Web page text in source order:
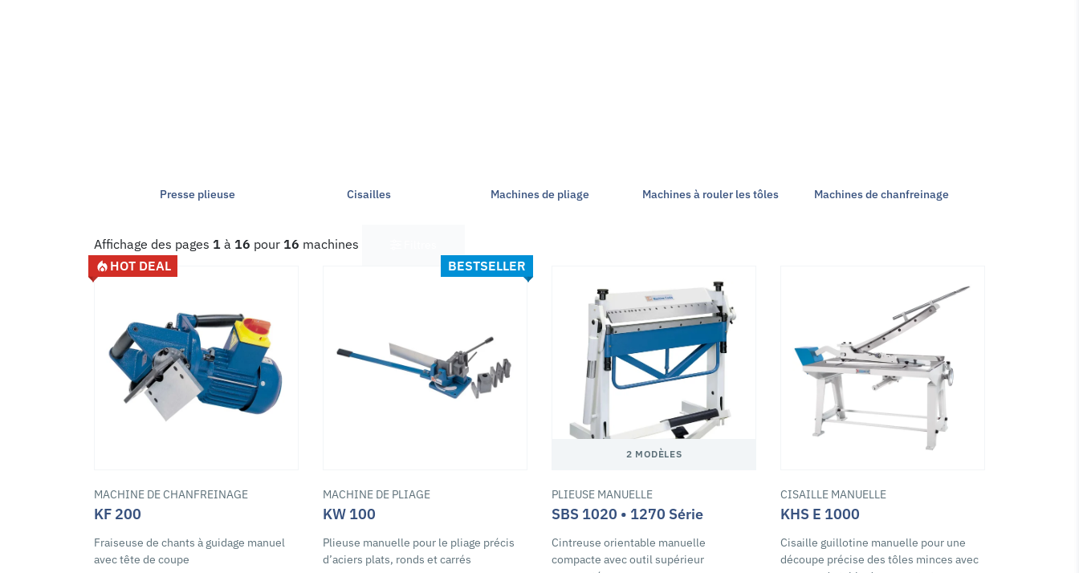
Presse plieuse Cisailles Machines de pliage Machines à rouler les tôles Machines de chanfreinage
Affichage des pages 1 à 16 pour 16 machines
HOT DEAL
MACHINE DE CHANFREINAGE
KF 200
Fraiseuse de chants à guidage manuel
avec tête de coupe
BESTSELLER
MACHINE DE PLIAGE
KW 100
Plieuse manuelle pour le pliage précis
d’aciers plats, ronds et carrés
2 MODÈLES
PLIEUSE MANUELLE
SBS 1020 • 1270 Série
Cintreuse orientable manuelle
compacte avec outil supérieur
CISAILLE MANUELLE
KHS E 1000
Cisaille guillotine manuelle pour une
découpe précise des tôles minces avec